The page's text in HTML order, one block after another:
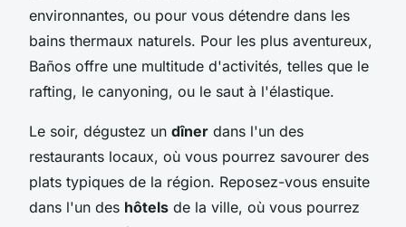
environnantes, ou pour vous détendre dans les
bains thermaux naturels. Pour les plus aventureux,
Baños offre une multitude d'activités, telles que le
rafting, le canyoning, ou le saut à l'élastique.
Le soir, dégustez un dîner dans l'un des
restaurants locaux, où vous pourrez savourer des
plats typiques de la région. Reposez-vous ensuite
dans l'un des hôtels de la ville, où vous pourrez